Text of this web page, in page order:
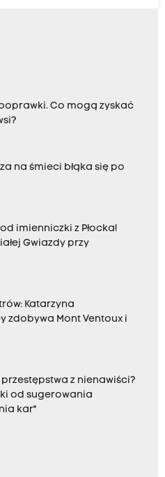
Co mogą zyskać
na śmieci błąka się po
imienniczki z Płocka!
Gwiazdy przy
Katarzyna
zdobywa Mont Ventoux i
z nienawiści?
od sugerowania
kar"